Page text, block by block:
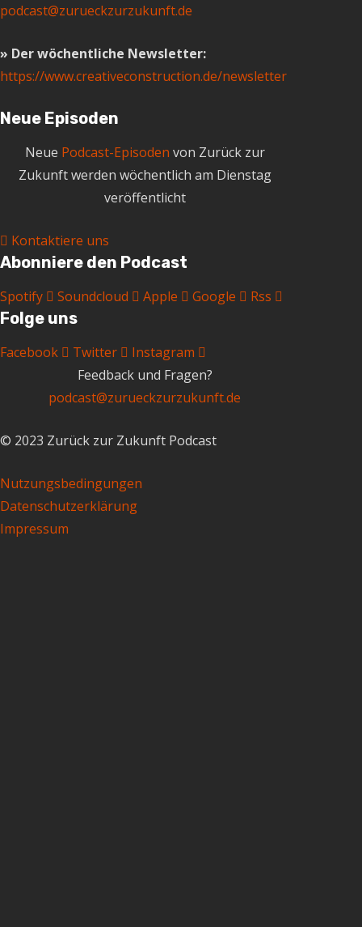
podcast@zurueckzurzukunft.de
» Der wöchentliche Newsletter:
https://www.creativeconstruction.de/newsletter
Neue Episoden
Neue Podcast-Episoden von Zurück zur
Zukunft werden wöchentlich am Dienstag
veröffentlicht
Kontaktiere uns
Abonniere den Podcast
Spotify Soundcloud Apple Google Rss
Folge uns
Facebook Twitter
Instagram
Feedback und Fragen?
podcast@zurueckzurzukunft.de
© 2023 Zurück zur Zukunft Podcast
Nutzungsbedingungen
Datenschutzerklärung
Impressum